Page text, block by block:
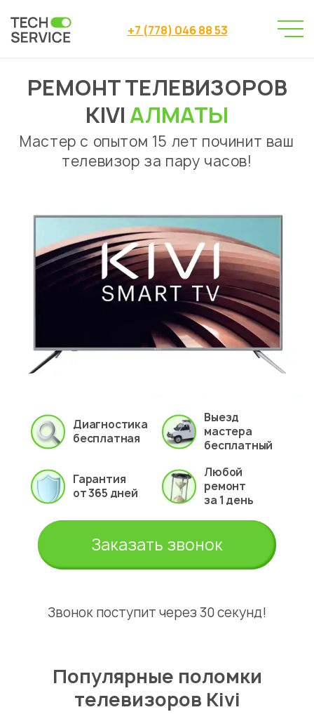
+7 (778) 046 88 53
Сервисный центр
→
Ремонт телевизоров
→ Kivi
РЕМОНТ ТЕЛЕВИЗОРОВ
KIVIАЛМАТЫ
Мастер с опытом 15 лет починит ваш
телевизор за пару часов!
Диагностика
бесплатная
Выезд
мастера
бесплатный
Гарантия
от 365 дней
Любой
ремонт
за 1 день
Заказать звонок
Звонок поступит через 30 секунд!
Популярные поломки
телевизоров Kivi